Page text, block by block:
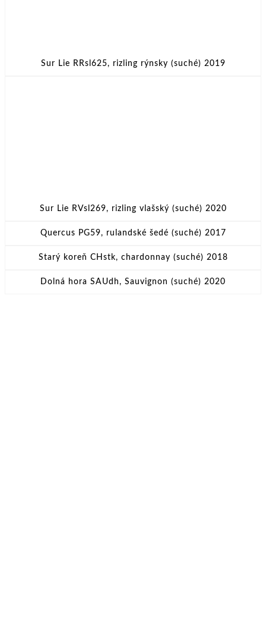
Sur Lie RRsl625, rizling rýnsky (suché) 2019
Sur Lie RVsl269, rizling vlašský (suché) 2020
Quercus PG59, rulandské šedé (suché) 2017
Starý koreň CHstk, chardonnay (suché) 2018
Dolná hora SAUdh, Sauvignon (suché) 2020